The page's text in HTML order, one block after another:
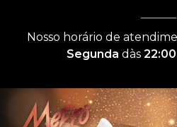
Nosso horário de
Segunda dàs 22:00